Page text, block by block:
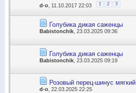
d-o , 11.10.2017 22:03 1 2 3
Голубика дикая саженцы
Babistonchik , 23.03.2025 09:36
Голубика дикая саженцы
Babistonchik , 23.03.2025 09:19
Розовый перец-шинус мягкий
d-o , 22.03.2025 22:25